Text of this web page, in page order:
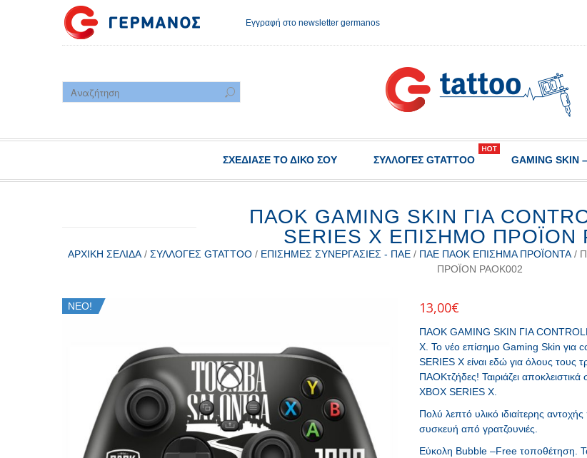
Εγγραφή στο newsletter germanos
ΣΧΕΔΊΑΣΕ ΤΟ ΔΙΚΌ ΣΟΥ ΣΥΛΛΟΓΈΣ GTATTOO GAMING SKIN
ΠΑΟΚ GAMING SKIN ΓΙΑ
SERIES X ΕΠIΣΗΜΟ ΠΡΟΪOΝ
ΑΡΧΙΚΉ ΣΕΛΊΔΑ/ ΣΥΛΛΟΓΈΣ GTATTOO/ ΕΠΊΣΗΜΕΣ ΣΥΝΕΡΓΑΣΊΕΣ - ΠΑΕ/ ΠΑΕ ΠΑΟΚ ΕΠΊΣΗΜΑ ΠΡΟΪΌΝΤΑ/
ΠΡΟΪOΝ PAOK002
ΝΕΟ! 13,00€
ΠΑΟΚ GAMING SKIN ΓΙΑ
X. Το νέο επίσημο Gaming Skin για
SERIES X είναι εδώ για όλους τους
ΠΑΟΚτζήδες! Ταιριάζει
XBOX SERIES X.
Πολύ λεπτό υλικό ιδιαίτερης
συσκευή από γρατζουνιές.
Εύκολη Bubble –Free τοποθέτηση.